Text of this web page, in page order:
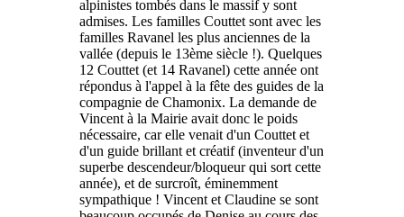
alpinistes tombés dans le massif y sont
admises. Les familles Couttet sont avec les
familles Ravanel les plus anciennes de la
vallée (depuis le 13ème siècle !). Quelques
12 Couttet (et 14 Ravanel) cette année ont
répondus à l'appel à la fête des guides de la
compagnie de Chamonix. La demande de
Vincent à la Mairie avait donc le poids
nécessaire, car elle venait d'un Couttet et
d'un guide brillant et créatif (inventeur d'un
superbe descendeur/bloqueur qui sort cette
année), et de surcroît, éminemment
sympathique ! Vincent et Claudine se sont